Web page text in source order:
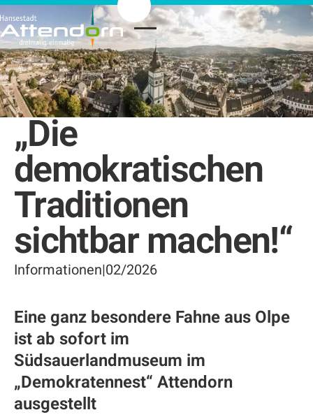
„Die
demokratischen
Traditionen
sichtbar machen!“
Informationen|02/2026
Eine ganz besondere Fahne aus Olpe
ist ab sofort im
Südsauerlandmuseum im
„Demokratennest“ Attendorn
ausgestellt